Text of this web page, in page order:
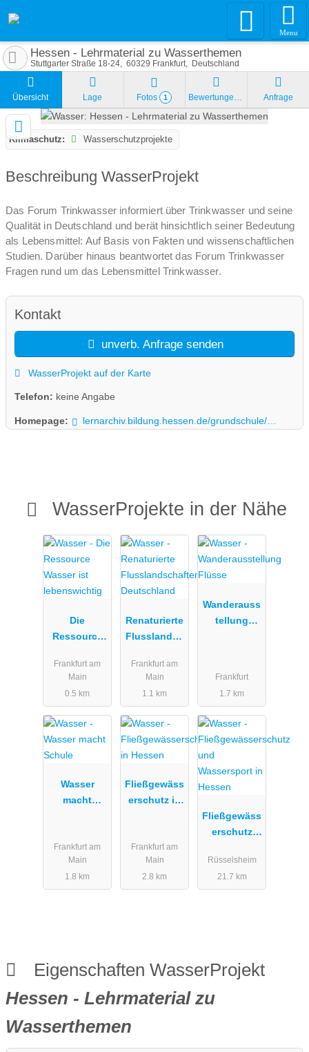
Menu
Hessen - Lehrmaterial zu Wasserthemen
Stuttgarter Straße 18-24 60329 Frankfurt Deutschland
Übersicht Lage Fotos 1 Bewertungen Anfrage
Klimaschutz: Wasserschutzprojekte
Beschreibung WasserProjekt
Das Forum Trinkwasser informiert über Trinkwasser und seine
Qualität in Deutschland und berät hinsichtlich seiner Bedeutung
als Lebensmittel: Auf Basis von Fakten und wissenschaftlichen
Studien. Darüber hinaus beantwortet das Forum Trinkwasser
Fragen rund um das Lebensmittel Trinkwasser.
Kontakt
unverb. Anfrage senden
WasserProjekt auf der Karte
Telefon: keine Angabe
Homepage: lernarchiv.bildung.hessen.de/grundschule/Sachunterricht/wasser/index.html
WasserProjekte in der Nähe
Die
Ressource
lebenswichti
Frankfurt am
Main
0.5 km
Renaturierte
Flusslandsc
Deutschland
Frankfurt am
Main
1.1 km
Wanderauss
tellung
Frankfurt
1.7 km
Wasser
macht
Frankfurt am
Main
1.8 km
Fließgewäss
erschutz in
Frankfurt am
Main
2.8 km
Fließgewäss
erschutz
Wassersport
in Hessen
Rüsselsheim
21.7 km
Eigenschaften WasserProjekt
Hessen - Lehrmaterial zu
Wasserthemen